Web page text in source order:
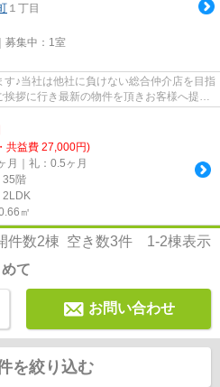
１丁目
集中： 1室
♪当社は他社に負けない総合仲介店を目指
拶に行き最新の物件を頂きお客様へ提供
共益費 27,000円)
月｜礼：0.5ヶ月
35階
2LDK
㎡
件数2棟 空き数3件 1-2棟表示
て
お問い合わせ
を絞り込む